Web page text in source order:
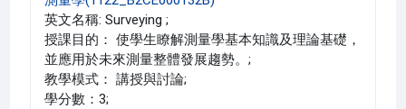
英文名稱: Surveying ;
授課目的： 使學生瞭解測量學基本知識及理論基礎，
並應用於未來測量整體發展趨勢。;
教學模式： 講授與討論;
學分數：3;